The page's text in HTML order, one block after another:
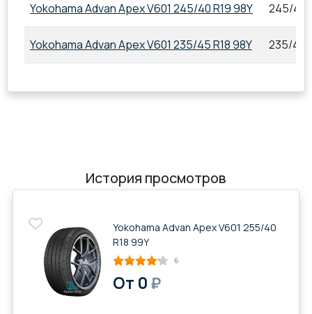
Yokohama Advan Apex V601 245/40 R19 98Y 245/40
Yokohama Advan Apex V601 235/45 R18 98Y 235/45
История просмотров
Yokohama Advan Apex V601 255/40
R18 99Y
6
От 0₽